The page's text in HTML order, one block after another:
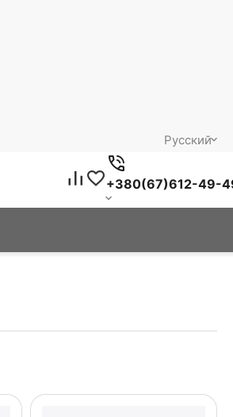
Русский
+380(67)612-49-